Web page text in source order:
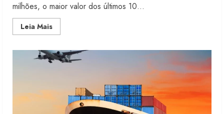
milhões, o maior valor dos últimos 10...
Leia MaisRead
more
de
roupas
trimestre